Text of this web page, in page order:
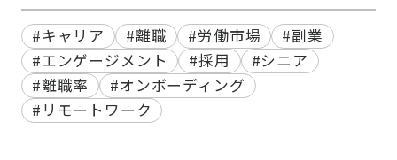
#キャリア #離職 #労働市場
#副業
#エンゲージメント
#採用
#シニア
#離職率
#オンボーディング
#リモートワーク